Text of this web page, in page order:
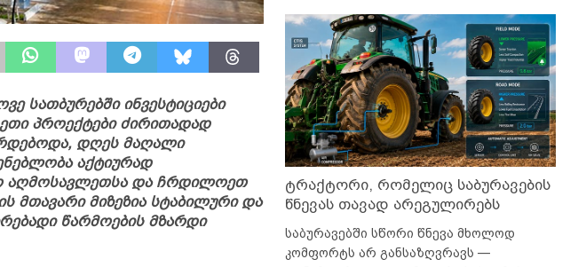
სათბურებში ინვესტიციები
პროექტები ძირითადად
დღეს მაღალი
აქტიურად
აღმოსავლეთსა და ჩრდილოეთ
მთავარი მიზეზია სტაბილური და
წარმოების მზარდი
ტრაქტორი, რომელიც საბურავების
წნევას თავად არეგულირებს
საბურავებში სწორი წნევა მხოლოდ
კომფორტს არ განსაზღვრავს —